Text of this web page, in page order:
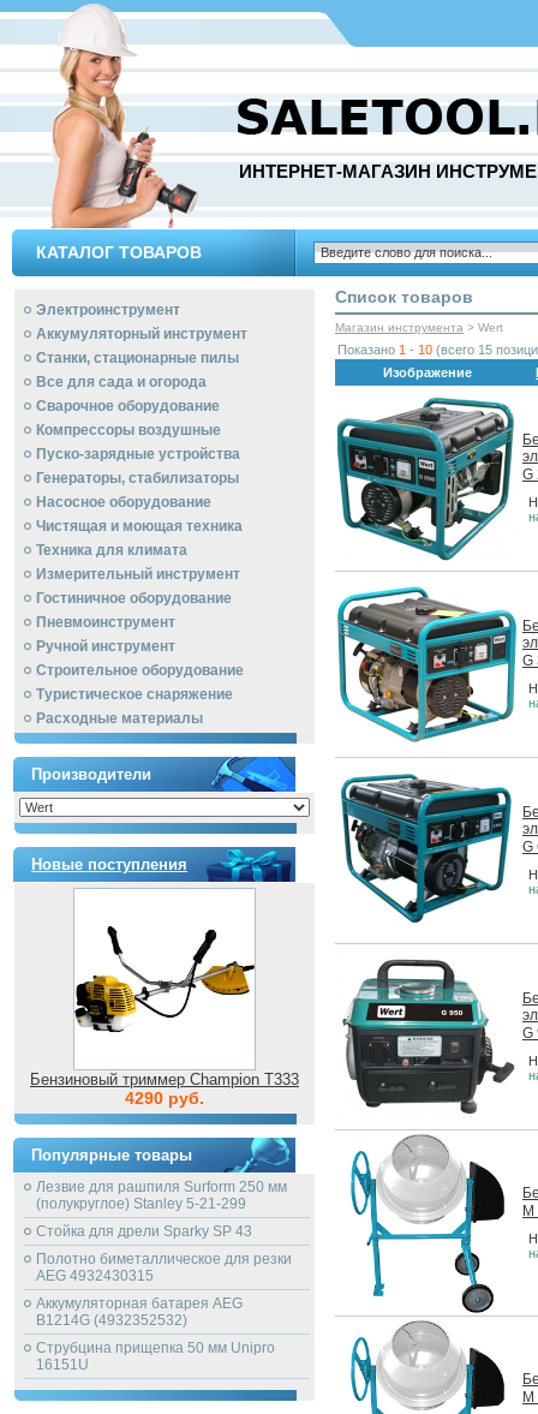
ИНТЕРНЕТ-МАГАЗИН
КАТАЛОГ ТОВАРОВ
Электроинструмент
Аккумуляторный инструмент
Станки, стационарные пилы
Все для сада и огорода
Сварочное оборудование
Компрессоры воздушные
Пуско-зарядные устройства
Генераторы, стабилизаторы
Насосное оборудование
Чистящая и моющая техника
Техника для климата
Измерительный инструмент
Гостиничное оборудование
Пневмоинструмент
Ручной инcтрумент
Строительное оборудование
Туристическое снаряжение
Расходные материалы
Производители
Новые поступления
Бензиновый триммер Champion T333
4290 руб.
Популярные товары
Лезвие для рашпиля Surform 250 мм
(полукруглое) Stanley 5-21-299
Стойка для дрели Sparky SP 43
Полотно биметаллическое для резки
AEG 4932430315
Аккумуляторная батарея AEG
B1214G (4932352532)
Струбцина прищепка 50 мм Unipro
16151U
Список товаров
Магазин инструмента > Wert
Показано 1 - 10 (всего 15
Изображение
G
G
G
G